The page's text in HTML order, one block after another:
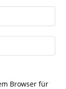
Browser für